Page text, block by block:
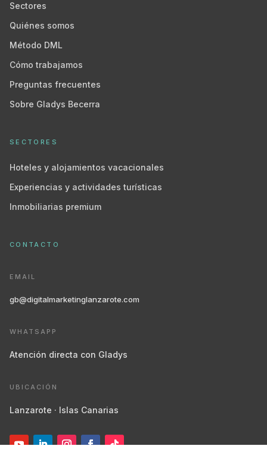
Sectores
Quiénes somos
Método DML
Cómo trabajamos
Preguntas frecuentes
Sobre Gladys Becerra
SECTORES
Hoteles y alojamientos vacacionales
Experiencias y actividades turísticas
Inmobiliarias premium
CONTACTO
EMAIL
gb@digitalmarketinglanzarote.com
WHATSAPP
Atención directa con Gladys
UBICACIÓN
Lanzarote · Islas Canarias